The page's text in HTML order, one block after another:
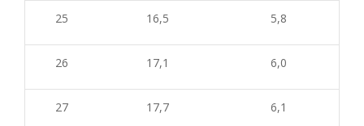
25 16,5 5,8
26 17,1 6,0
27 17,7 6,1